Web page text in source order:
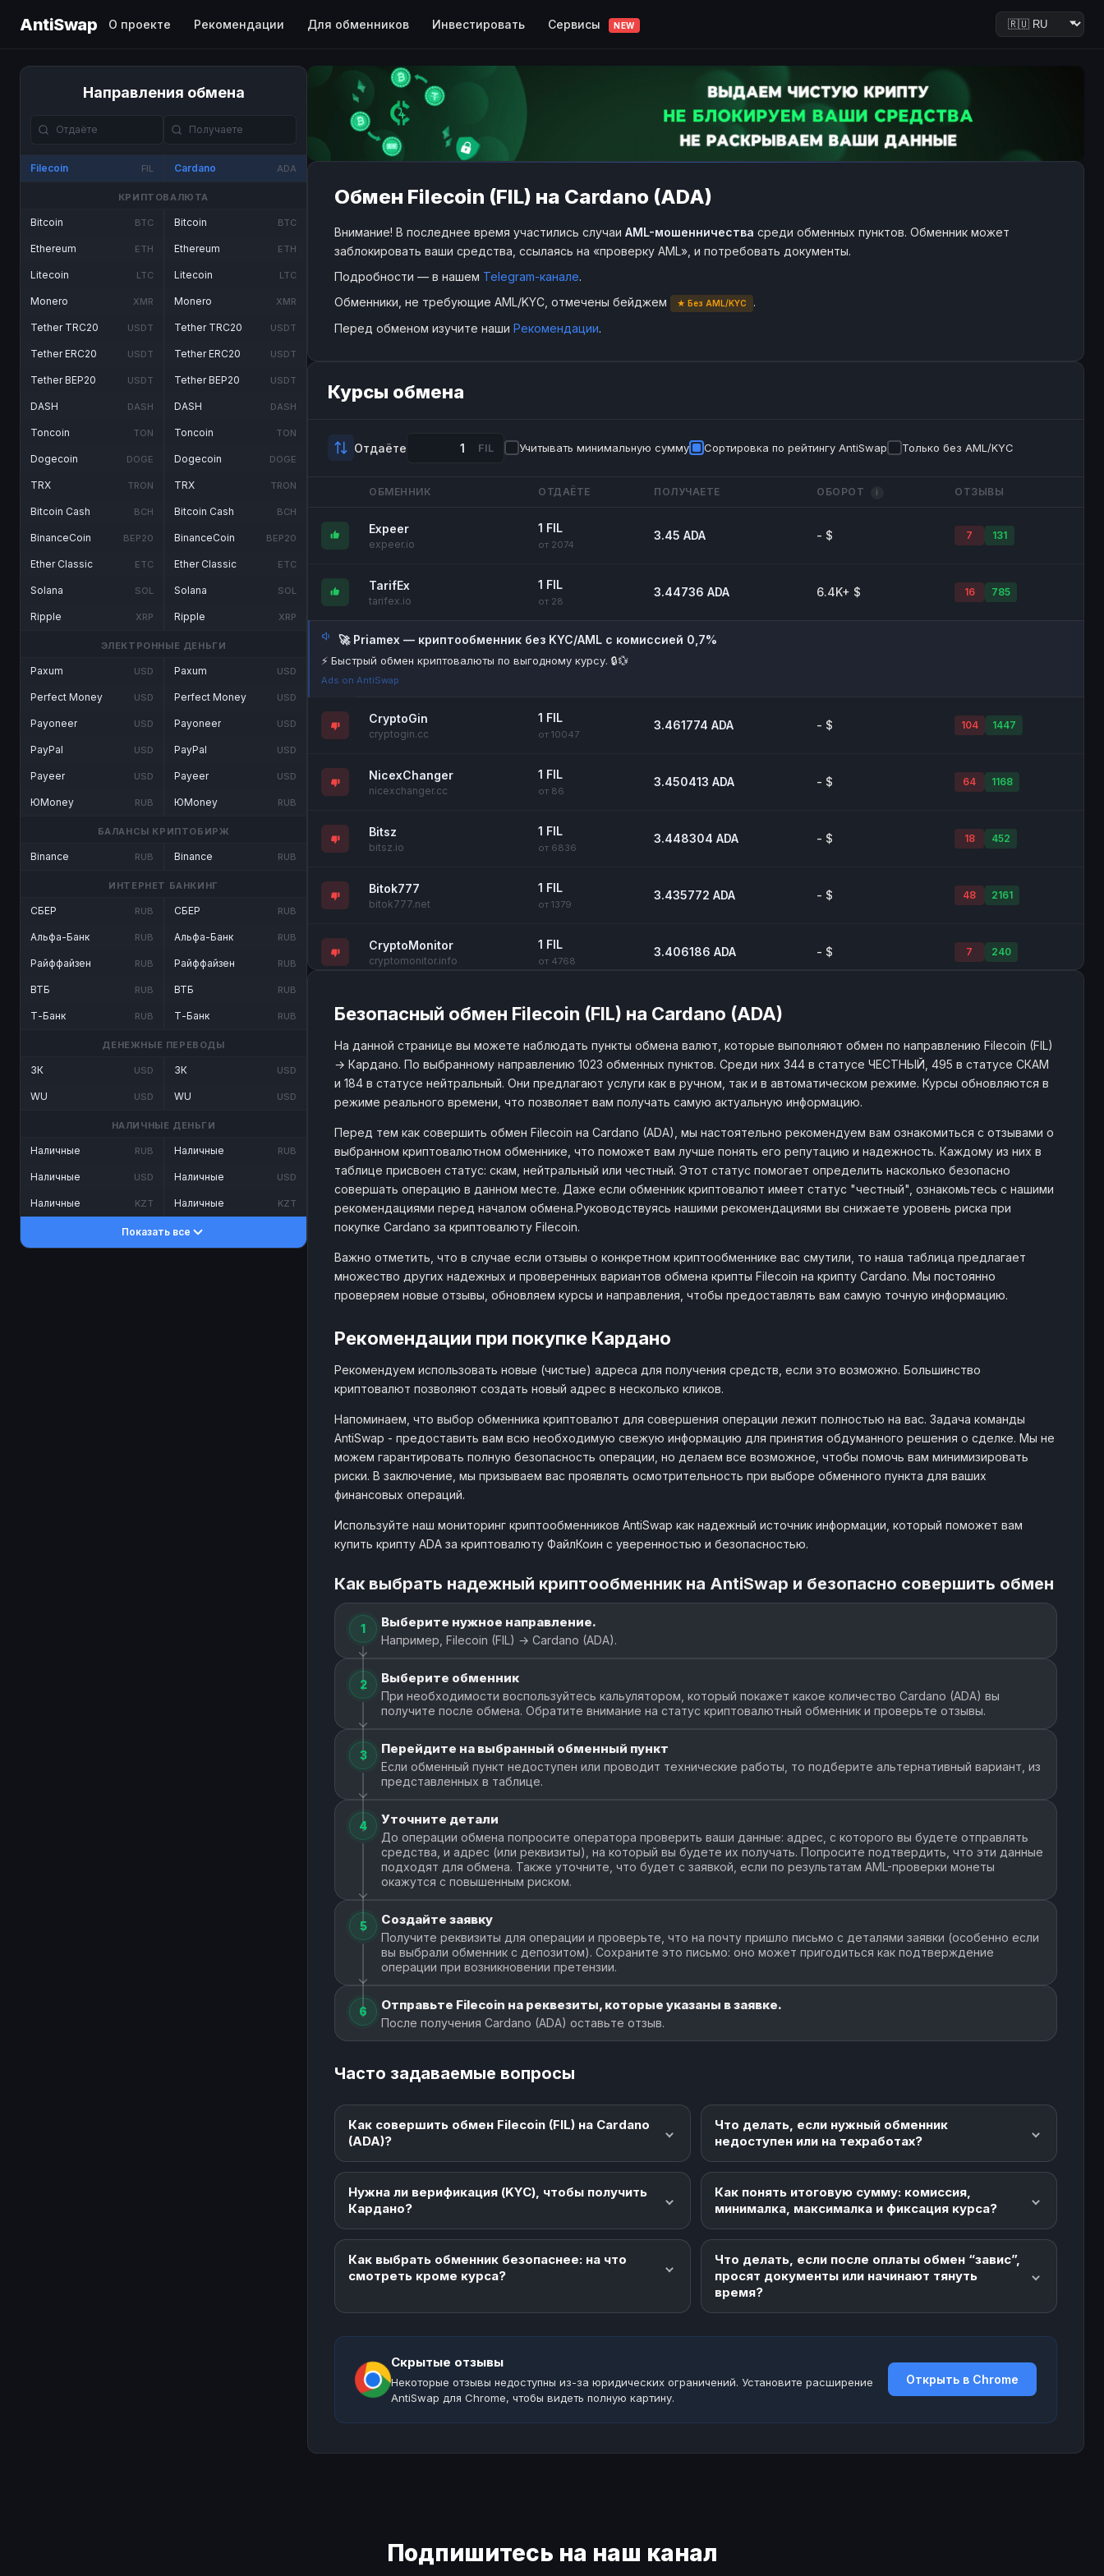
AntiSwap О проекте Рекомендации Для обменников Инвестировать Сервисы NEW
Направления обмена
Filecoin FIL Cardano ADA
КРИПТОВАЛЮТА
Bitcoin BTC
Ethereum ETH
Litecoin LTC
Monero XMR
Tether TRC20 USDT
Tether ERC20 USDT
Tether BEP20 USDT
DASH DASH
Toncoin TON
Dogecoin DOGE
TRX TRON
Bitcoin Cash BCH
BinanceCoin BEP20
Ether Classic ETC
Solana SOL
Ripple XRP
Bitcoin BTC
Ethereum ETH
Litecoin LTC
Monero XMR
Tether TRC20 USDT
Tether ERC20 USDT
Tether BEP20 USDT
DASH DASH
Toncoin TON
Dogecoin DOGE
TRX TRON
Bitcoin Cash BCH
BinanceCoin BEP20
Ether Classic ETC
Solana SOL
Ripple XRP
ЭЛЕКТРОННЫЕ ДЕНЬГИ
Paxum USD
Perfect Money USD
Payoneer USD
PayPal USD
Payeer USD
ЮMoney RUB
Paxum USD
Perfect Money USD
Payoneer USD
PayPal USD
Payeer USD
ЮMoney RUB
БАЛАНСЫ КРИПТОБИРЖ
Binance RUB Binance RUB
ИНТЕРНЕТ БАНКИНГ
СБЕР RUB
Альфа-Банк RUB
Райффайзен RUB
ВТБ RUB
Т-Банк RUB
СБЕР RUB
Альфа-Банк RUB
Райффайзен RUB
ВТБ RUB
Т-Банк RUB
ДЕНЕЖНЫЕ ПЕРЕВОДЫ
ЗК USD
WU USD
ЗК USD
WU USD
НАЛИЧНЫЕ ДЕНЬГИ
Наличные RUB
Наличные USD
Наличные KZT
Наличные RUB
Наличные USD
Наличные KZT
Показать все
Обмен Filecoin (FIL) на Cardano (ADA)
Внимание! В последнее время участились случаи AML-мошенничества среди обменных пунктов. Обменник может
заблокировать ваши средства, ссылаясь на «проверку AML», и потребовать документы.
Подробности — в нашем Telegram-канале.
Обменники, не требующие AML/KYC, отмечены бейджем
★ Без AML/KYC
.
Перед обменом изучите наши Рекомендации.
Курсы обмена
Отдаёте FIL Учитывать минимальную сумму Сортировка по рейтингу AntiSwap Только без AML/KYC
ОБМЕННИК ОТДАЁТЕ ПОЛУЧАЕТЕ ОБОРОТ i ОТЗЫВЫ
Expeer
expeer.io
1 FIL
от 2074
3.45 ADA - $ 7 131
TarifEx
tarifex.io
1 FIL
от 28
3.44736 ADA 6.4K+ $ 16 785
🚀 Priamex — криптообменник без KYC/AML с комиссией 0,7%
⚡ Быстрый обмен криптовалюты по выгодному курсу. 🔒💱
Ads on AntiSwap
CryptoGin
cryptogin.cc
1 FIL
от 10047
3.461774 ADA - $ 104 1447
NicexChanger
nicexchanger.cc
1 FIL
от 86
3.450413 ADA - $ 64 1168
Bitsz
bitsz.io
1 FIL
от 6836
3.448304 ADA - $ 18 452
Bitok777
bitok777.net
1 FIL
от 1379
3.435772 ADA - $ 48 2161
CryptoMonitor
cryptomonitor.info
1 FIL
от 4768
3.406186 ADA - $ 7 240
swapgate.io от 6833
3.38088 ADA
Ex-Bank
ex-bank.cc
2.870028 ADA 5.6K+ $ 350 3813
Безопасный обмен Filecoin (FIL) на Cardano (ADA)
На данной странице вы можете наблюдать пункты обмена валют, которые выполняют обмен по направлению Filecoin (FIL)
→ Кардано. По выбранному направлению 1023 обменных пунктов. Среди них 344 в статусе ЧЕСТНЫЙ, 495 в статусе СКАМ
и 184 в статусе нейтральный. Они предлагают услуги как в ручном, так и в автоматическом режиме. Курсы обновляются в
режиме реального времени, что позволяет вам получать самую актуальную информацию.
Перед тем как совершить обмен Filecoin на Cardano (ADA), мы настоятельно рекомендуем вам ознакомиться с отзывами о
выбранном криптовалютном обменнике, что поможет вам лучше понять его репутацию и надежность. Каждому из них в
таблице присвоен статус: скам, нейтральный или честный. Этот статус помогает определить насколько безопасно
совершать операцию в данном месте. Даже если обменник криптовалют имеет статус "честный", ознакомьтесь с нашими
рекомендациями перед началом обмена.Руководствуясь нашими рекомендациями вы снижаете уровень риска при
покупке Cardano за криптовалюту Filecoin.
Важно отметить, что в случае если отзывы о конкретном криптообменнике вас смутили, то наша таблица предлагает
множество других надежных и проверенных вариантов обмена крипты Filecoin на крипту Cardano. Мы постоянно
проверяем новые отзывы, обновляем курсы и направления, чтобы предоставлять вам самую точную информацию.
Рекомендации при покупке Кардано
Рекомендуем использовать новые (чистые) адреса для получения средств, если это возможно. Большинство
криптовалют позволяют создать новый адрес в несколько кликов.
Напоминаем, что выбор обменника криптовалют для совершения операции лежит полностью на вас. Задача команды
AntiSwap - предоставить вам всю необходимую свежую информацию для принятия обдуманного решения о сделке. Мы не
можем гарантировать полную безопасность операции, но делаем все возможное, чтобы помочь вам минимизировать
риски. В заключение, мы призываем вас проявлять осмотрительность при выборе обменного пункта для ваших
финансовых операций.
Используйте наш мониторинг криптообменников AntiSwap как надежный источник информации, который поможет вам
купить крипту ADA за криптовалюту ФайлКоин с уверенностью и безопасностью.
Как выбрать надежный криптообменник на AntiSwap и безопасно совершить обмен
1 Выберите нужное направление.
Например, Filecoin (FIL) → Cardano (ADA).
2 Выберите обменник
При необходимости воспользуйтесь кальулятором, который покажет какое количество Cardano (ADA) вы
получите после обмена. Обратите внимание на статус криптовалютный обменник и проверьте отзывы.
3 Перейдите на выбранный обменный пункт
Если обменный пункт недоступен или проводит технические работы, то подберите альтернативный вариант, из
представленных в таблице.
4 Уточните детали
До операции обмена попросите оператора проверить ваши данные: адрес, с которого вы будете отправлять
средства, и адрес (или реквизиты), на который вы будете их получать. Попросите подтвердить, что эти данные
подходят для обмена. Также уточните, что будет с заявкой, если по результатам AML-проверки монеты
окажутся с повышенным риском.
5 Создайте заявку
Получите реквизиты для операции и проверьте, что на почту пришло письмо с деталями заявки (особенно если
вы выбрали обменник с депозитом). Сохраните это письмо: оно может пригодиться как подтверждение
операции при возникновении претензии.
6 Отправьте Filecoin на реквезиты, которые указаны в заявке.
После получения Cardano (ADA) оставьте отзыв.
Часто задаваемые вопросы
Как совершить обмен Filecoin (FIL) на Cardano
(ADA)?
Что делать, если нужный обменник
недоступен или на техработах?
Нужна ли верификация (KYC), чтобы получить
Кардано?
Как понять итоговую сумму: комиссия,
минималка, максималка и фиксация курса?
Как выбрать обменник безопаснее: на что
смотреть кроме курса?
Что делать, если после оплаты обмен “завис”,
просят документы или начинают тянуть
время?
Скрытые отзывы
Некоторые отзывы недоступны из-за юридических ограничений. Установите расширение
AntiSwap для Chrome, чтобы видеть полную картину.
Открыть в Chrome
Подпишитесь на наш канал